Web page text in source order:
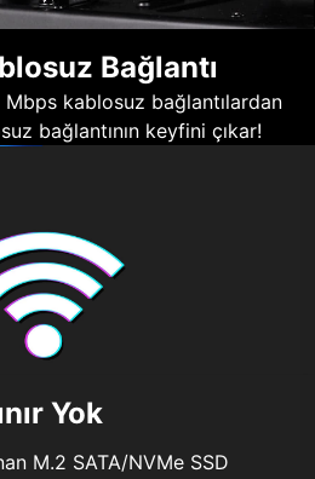
Bağlantı
kablosuz bağlantılardan
bağlantının keyfini çıkar!
Yok
M.2 SATA/NVMe SSD